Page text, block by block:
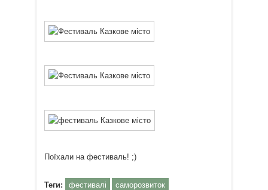
Поїхали на фестиваль! ;)
Теги: фестивалі саморозвиток